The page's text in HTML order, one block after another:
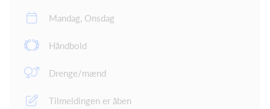
Mandag, Onsdag
Håndbold
Drenge/mænd
Tilmeldingen er åben